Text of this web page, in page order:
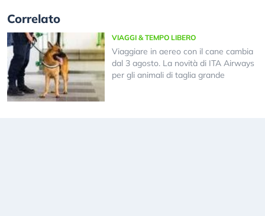
Correlato
VIAGGI & TEMPO LIBERO
Viaggiare in aereo con il cane cambia
dal 3 agosto. La novità di ITA Airways
per gli animali di taglia grande